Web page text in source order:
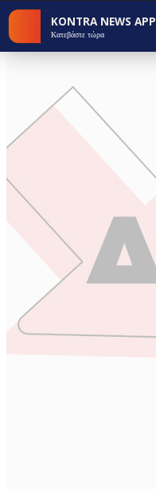
KONTRA NEWS APP
Κατεβάστε τώρα